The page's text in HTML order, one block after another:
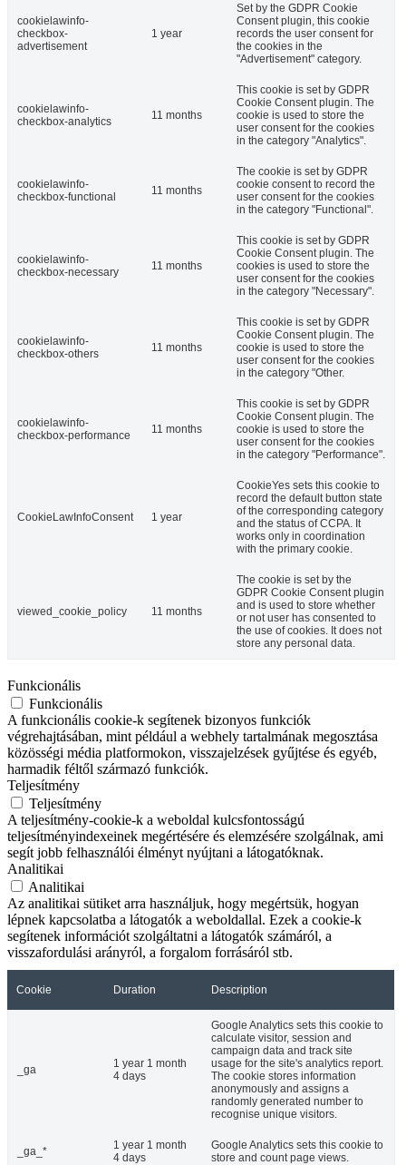
cookielawinfo-
checkbox-
advertisement
1 year
Set by the GDPR Cookie
Consent plugin, this cookie
records the user consent for
the cookies in the
"Advertisement" category.
cookielawinfo-
checkbox-analytics
11 months
This cookie is set by GDPR
Cookie Consent plugin. The
cookie is used to store the
user consent for the cookies
in the category "Analytics".
cookielawinfo-
checkbox-functional
11 months
The cookie is set by GDPR
cookie consent to record the
user consent for the cookies
in the category "Functional".
cookielawinfo-
checkbox-necessary
11 months
This cookie is set by GDPR
Cookie Consent plugin. The
cookies is used to store the
user consent for the cookies
in the category "Necessary".
cookielawinfo-
checkbox-others
11 months
This cookie is set by GDPR
Cookie Consent plugin. The
cookie is used to store the
user consent for the cookies
in the category "Other.
cookielawinfo-
checkbox-performance
11 months
This cookie is set by GDPR
Cookie Consent plugin. The
cookie is used to store the
user consent for the cookies
in the category "Performance".
CookieLawInfoConsent 1 year
CookieYes sets this cookie to
record the default button state
of the corresponding category
and the status of CCPA. It
works only in coordination
with the primary cookie.
viewed_cookie_policy 11 months
The cookie is set by the
GDPR Cookie Consent plugin
and is used to store whether
or not user has consented to
the use of cookies. It does not
store any personal data.
Funkcionális
Funkcionális
A funkcionális cookie-k segítenek bizonyos funkciók
végrehajtásában, mint például a webhely tartalmának megosztása
közösségi média platformokon, visszajelzések gyűjtése és egyéb,
harmadik féltől származó funkciók.
Teljesítmény
Teljesítmény
A teljesítmény-cookie-k a weboldal kulcsfontosságú
teljesítményindexeinek megértésére és elemzésére szolgálnak, ami
segít jobb felhasználói élményt nyújtani a látogatóknak.
Analitikai
Analitikai
Az analitikai sütiket arra használjuk, hogy megértsük, hogyan
lépnek kapcsolatba a látogatók a weboldallal. Ezek a cookie-k
segítenek információt szolgáltatni a látogatók számáról, a
visszafordulási arányról, a forgalom forrásáról stb.
Cookie Duration Description
_ga
1 year 1 month
4 days
Google Analytics sets this cookie to
calculate visitor, session and
campaign data and track site
usage for the site's analytics report.
The cookie stores information
anonymously and assigns a
randomly generated number to
recognise unique visitors.
_ga_*
1 year 1 month
4 days
Google Analytics sets this cookie to
store and count page views.